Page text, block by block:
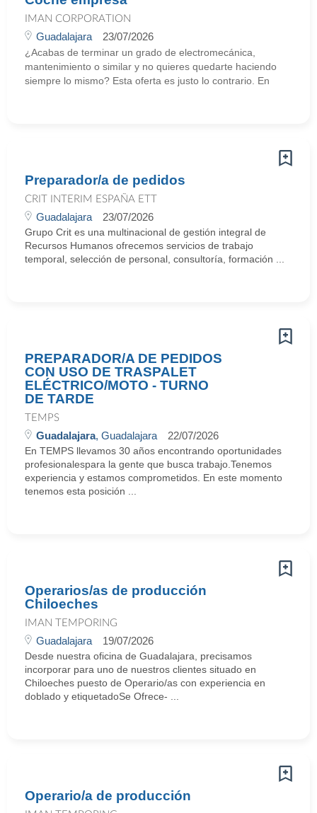
IMAN CORPORATION
Guadalajara 23/07/2026
¿Acabas de terminar un grado de electromecánica,
mantenimiento o similar y no quieres quedarte haciendo
siempre lo mismo? Esta oferta es justo lo contrario. En
Preparador/a de pedidos
CRIT INTERIM ESPAÑA ETT
Guadalajara 23/07/2026
Grupo Crit es una multinacional de gestión integral de
Recursos Humanos ofrecemos servicios de trabajo
temporal, selección de personal, consultoría, formación ...
PREPARADOR/A DE PEDIDOS
CON USO DE TRASPALET
ELÉCTRICO/MOTO - TURNO
DE TARDE
TEMPS
Guadalajara, Guadalajara 22/07/2026
En TEMPS llevamos 30 años encontrando oportunidades
profesionalespara la gente que busca trabajo.Tenemos
experiencia y estamos comprometidos. En este momento
tenemos esta posición ...
Operarios/as de producción
Chiloeches
IMAN TEMPORING
Guadalajara 19/07/2026
Desde nuestra oficina de Guadalajara, precisamos
incorporar para uno de nuestros clientes situado en
Chiloeches puesto de Operario/as con experiencia en
doblado y etiquetadoSe Ofrece- ...
Operario/a de producción